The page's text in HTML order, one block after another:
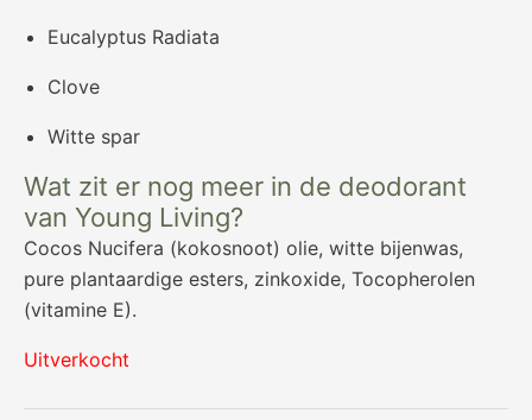
Eucalyptus Radiata
Clove
Witte spar
Wat zit er nog meer in de deodorant
van Young Living?
Cocos Nucifera (kokosnoot) olie, witte bijenwas,
pure plantaardige esters, zinkoxide, Tocopherolen
(vitamine E).
Uitverkocht